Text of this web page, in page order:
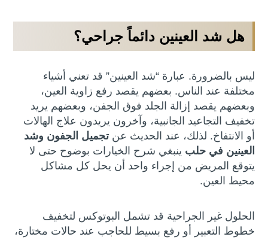
هل شد العينين دائماً جراحي؟
ليس بالضرورة. عبارة “شد العينين” قد تعني أشياء
مختلفة عند الناس. بعضهم يقصد رفع زاوية العين،
وبعضهم يقصد إزالة الجلد فوق الجفن، وبعضهم يريد
تخفيف التجاعيد الجانبية، وآخرون يريدون علاج الهالات
أو الانتفاخ. لذلك، عند الحديث عنتجميل الجفون وشد
العينين في حلب ينبغي شرح الخيارات بوضوح حتى لا
يتوقع المريض من إجراء واحد أن يحل كل مشاكل
محيط العين.
الحلول غير الجراحية قد تشمل البوتوكس لتخفيف
خطوط التعبير أو رفع بسيط للحاجب عند حالات مختارة،